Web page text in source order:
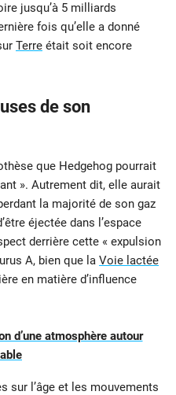
jusqu’à 5 milliards
fois qu’elle a donné
Terre était soit encore
de son
que Hedgehog pourrait
». Autrement dit, elle aurait
la majorité de son gaz
éjectée dans l’espace
derrière cette « expulsion
A, bien que la Voie lactée
en matière d’influence
d’une atmosphère autour
sur l’âge et les mouvements